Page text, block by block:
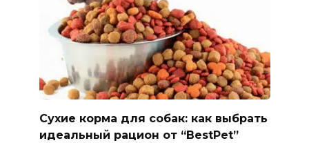
Сухие корма для собак: как выбрать
идеальный рацион от “BestPet”